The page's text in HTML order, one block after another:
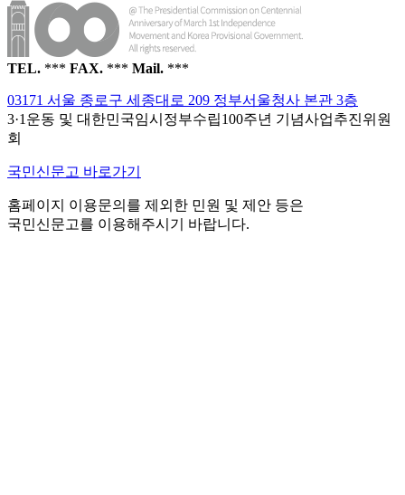
TEL. *** FAX. *** Mail. ***
03171 서울 종로구 세종대로 209 정부서울청사 본관 3층
3·1운동 및 대한민국임시정부수립100주년 기념사업추진위원
회
국민신문고 바로가기
홈페이지 이용문의를 제외한 민원 및 제안 등은
국민신문고를 이용해주시기 바랍니다.